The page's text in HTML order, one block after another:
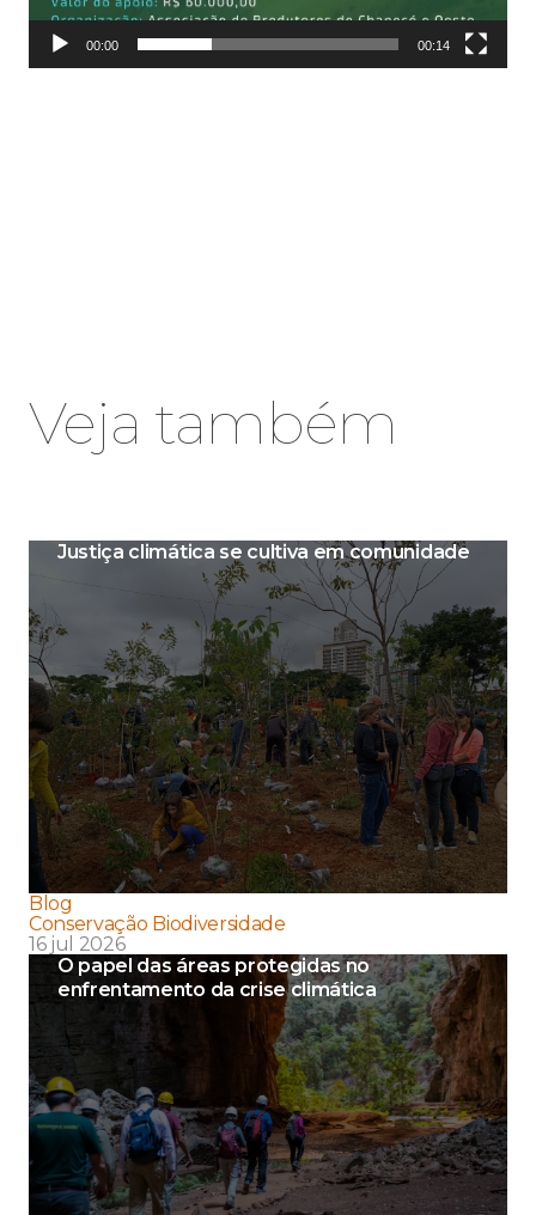
00:00 00:14
Veja também
Justiça climática se cultiva em comunidade
Blog
Conservação Biodiversidade
16 jul 2026
O papel das áreas protegidas no
enfrentamento da crise climática